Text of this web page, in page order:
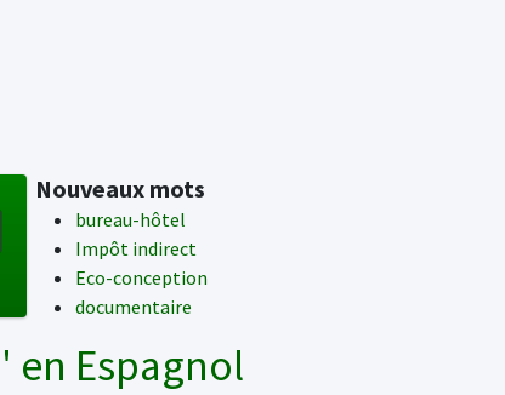
Nouveaux mots
bureau-hôtel
Impôt indirect
Eco-conception
documentaire
' en Espagnol